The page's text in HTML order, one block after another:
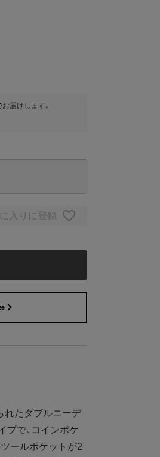
お届けします。
入りに登録
れたダブルニーデ
プで、コインポケ
ールポケットが2